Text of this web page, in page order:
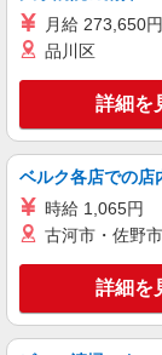
派遣社員
ランスタッド株式
月給 273,650円
品川区
詳細を
ベルク各店での店
時給 1,065円
古河市・佐野
詳細を